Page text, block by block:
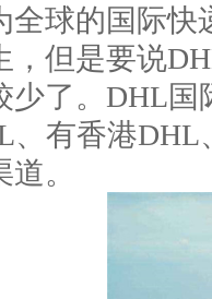
全球的国际
，但是要说
少了。DHL
、有香港DHL
。